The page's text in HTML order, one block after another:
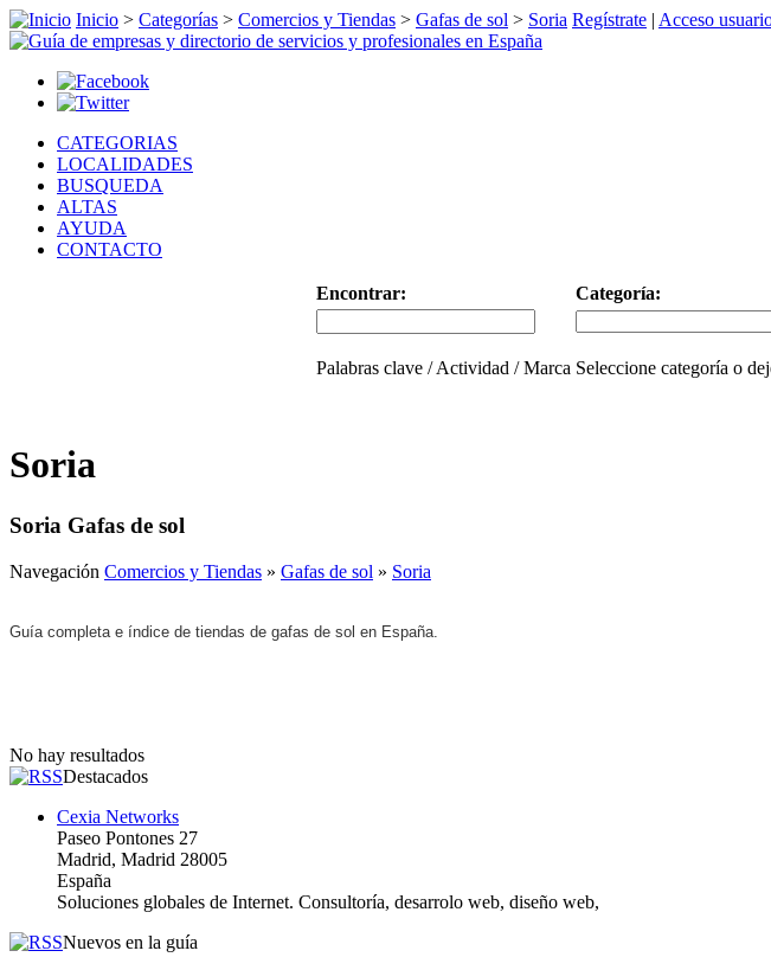
Inicio > Categorías > Comercios y Tiendas > Gafas de sol > Soria Regístrate | Acceso
CATEGORIAS
LOCALIDADES
BUSQUEDA
ALTAS
AYUDA
CONTACTO
Encontrar: Categoría:
Palabras clave / Actividad / Marca Seleccione categoría o
Soria
Soria Gafas de sol
Navegación Comercios y Tiendas » Gafas de sol » Soria
Guía completa e índice de tiendas de gafas de sol en España.
No hay resultados
Destacados
Cexia Networks
Paseo Pontones 27
Madrid, Madrid 28005
España
Soluciones globales de Internet. Consultoría, desarrolo web, diseño web,
Nuevos en la guía